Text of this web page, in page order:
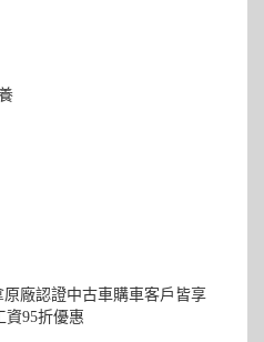
原廠認證中古車購車客戶皆享
資95折優惠